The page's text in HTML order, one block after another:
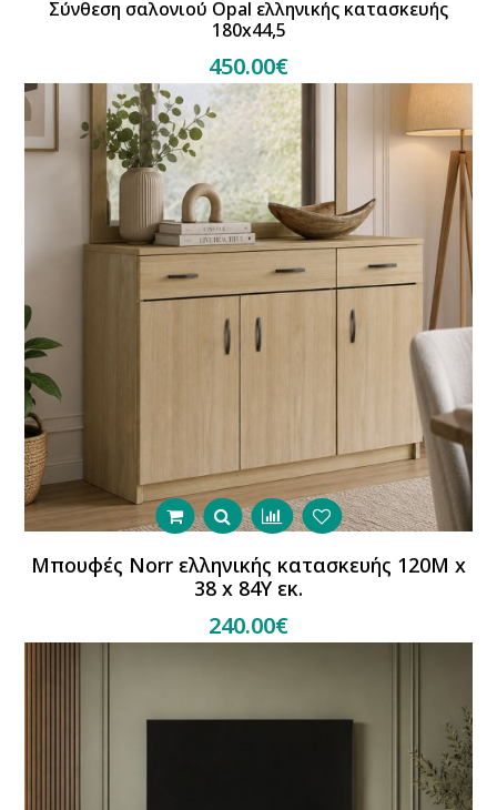
Σύνθεση σαλονιού Opal ελληνικής κατασκευής
180x44,5
450.00€
Μπουφές Norr ελληνικής κατασκευής 120Μ x
38 x 84Υ εκ.
240.00€